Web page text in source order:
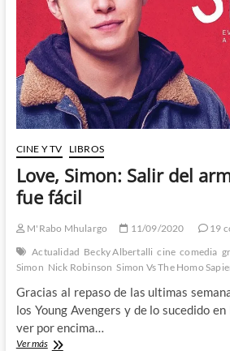
de
television
de
Green
Lantern
con
unas
ausencias
sonadas
otras
celebradas
CINE Y TV LIBROS
Love, Simon: Salir del
fue fácil
M'Rabo Mhulargo 11/09/2020
19
Actualidad Becky Albertalli cine comedia
Simon Nick Robinson Simon Vs The Homo
Gracias al repaso de las ultimas
los Young Avengers y de lo sucedido
ver por encima…
Ver másLove,